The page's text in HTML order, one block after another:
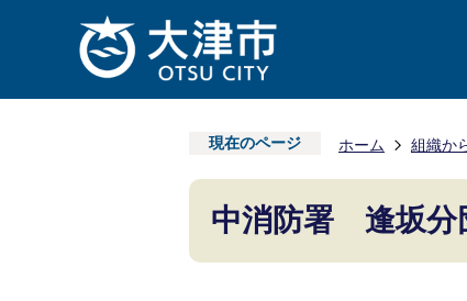
現在のページ ホーム 組織か
中消防署 逢坂分